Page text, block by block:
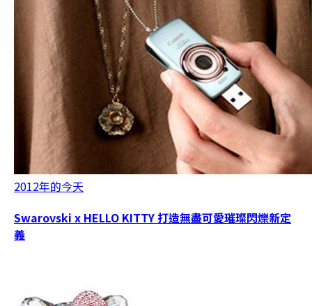
2012年的今天
Swarovski x HELLO KITTY 打造無盡可愛璀璨閃爍新定
義